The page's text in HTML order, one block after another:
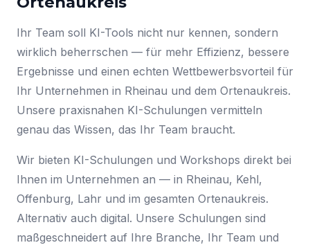
Ihr Team soll KI-Tools nicht nur kennen, sondern
wirklich beherrschen — für mehr Effizienz, bessere
Ergebnisse und einen echten Wettbewerbsvorteil für
Ihr Unternehmen in Rheinau und dem Ortenaukreis.
Unsere praxisnahen KI-Schulungen vermitteln
genau das Wissen, das Ihr Team braucht.
Wir bieten KI-Schulungen und Workshops direkt bei
Ihnen im Unternehmen an — in Rheinau, Kehl,
Offenburg, Lahr und im gesamten Ortenaukreis.
Alternativ auch digital. Unsere Schulungen sind
maßgeschneidert auf Ihre Branche, Ihr Team und